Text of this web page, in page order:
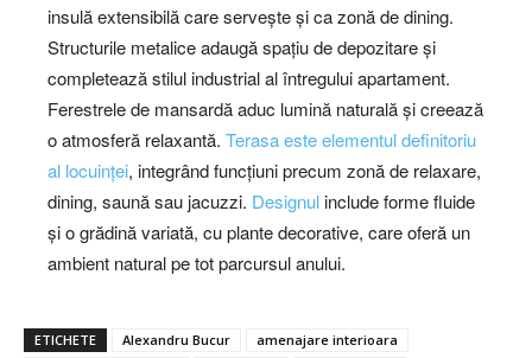
insulă extensibilă care servește și ca zonă de dining.
Structurile metalice adaugă spațiu de depozitare și
completează stilul industrial al întregului apartament.
Ferestrele de mansardă aduc lumină naturală și creează
o atmosferă relaxantă. Terasa este elementul definitoriu
al locuinței, integrând funcțiuni precum zonă de relaxare,
dining, saună sau jacuzzi. Designulinclude forme fluide
și o grădină variată, cu plante decorative, care oferă un
ambient natural pe tot parcursul anului.
ETICHETE Alexandru Bucur
amenajare interioara